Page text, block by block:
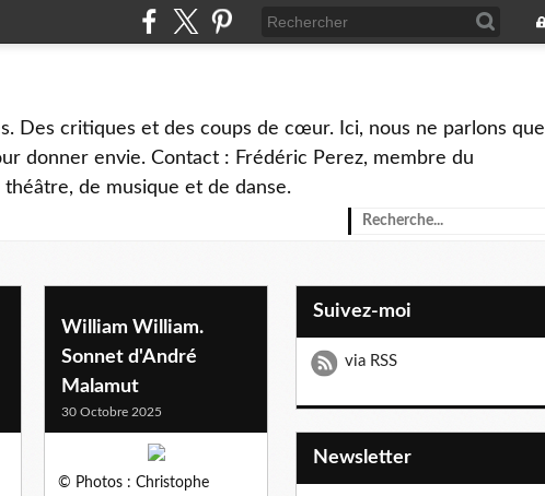
Des critiques et des coups de cœur. Ici, nous ne parlons que
donner envie. Contact : Frédéric Perez, membre du
de musique et de danse.
William William.
Sonnet d'André
Malamut
30 Octobre 2025
© Photos : Christophe
Suivez-moi
via RSS
Newsletter